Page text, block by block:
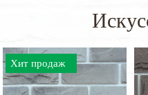
Хит продаж